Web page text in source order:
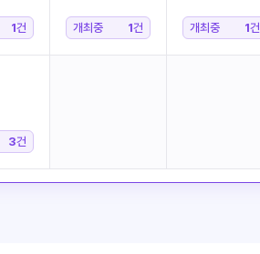
1건 개최중 1건 개최중 1건
3건